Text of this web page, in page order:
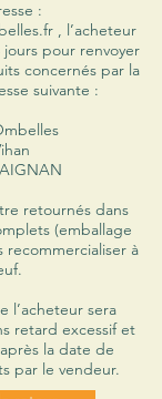
:
, l’acheteur
pour renvoyer
concernés par la
suivante :
retournés dans
(emballage
à
l’acheteur sera
retard excessif et
la date de
par le vendeur.